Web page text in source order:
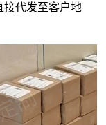
接代发至客户地